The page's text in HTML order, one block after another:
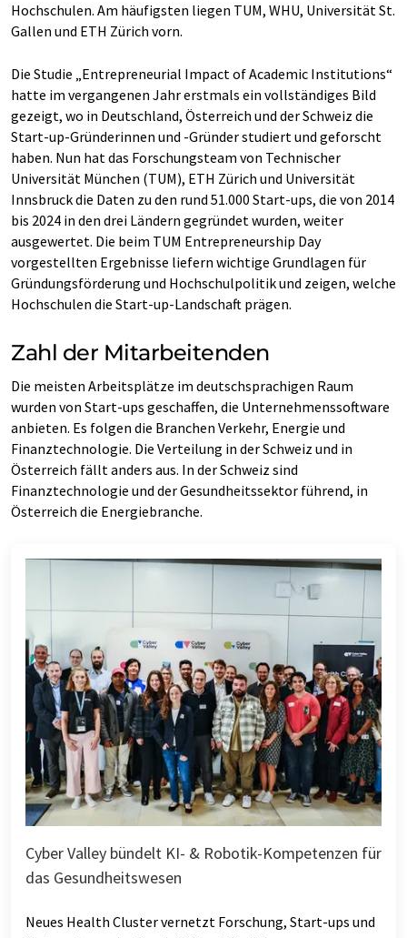
Hochschulen. Am häufigsten liegen TUM, WHU, Universität St.
Gallen und ETH Zürich vorn.
Die Studie „Entrepreneurial Impact of Academic Institutions“
hatte im vergangenen Jahr erstmals ein vollständiges Bild
gezeigt, wo in Deutschland, Österreich und der Schweiz die
Start-up-Gründerinnen und -Gründer studiert und geforscht
haben. Nun hat das Forschungsteam von Technischer
Universität München (TUM), ETH Zürich und Universität
Innsbruck die Daten zu den rund 51.000 Start-ups, die von 2014
bis 2024 in den drei Ländern gegründet wurden, weiter
ausgewertet. Die beim TUM Entrepreneurship Day
vorgestellten Ergebnisse liefern wichtige Grundlagen für
Gründungsförderung und Hochschulpolitik und zeigen, welche
Hochschulen die Start-up-Landschaft prägen.
Zahl der Mitarbeitenden
Die meisten Arbeitsplätze im deutschsprachigen Raum
wurden von Start-ups geschaffen, die Unternehmenssoftware
anbieten. Es folgen die Branchen Verkehr, Energie und
Finanztechnologie. Die Verteilung in der Schweiz und in
Österreich fällt anders aus. In der Schweiz sind
Finanztechnologie und der Gesundheitssektor führend, in
Österreich die Energiebranche.
Cyber Valley bündelt KI- & Robotik-Kompetenzen für
das Gesundheitswesen
Neues Health Cluster vernetzt Forschung, Start-ups und